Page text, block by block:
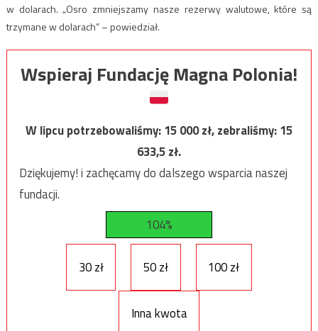
w dolarach. „Osro zmniejszamy nasze rezerwy walutowe, które są
trzymane w dolarach” – powiedział.
Wspieraj Fundację Magna Polonia!
W lipcu potrzebowaliśmy:15 000zł, zebraliśmy:15
633,5zł.
Dziękujemy! i zachęcamy do dalszego wsparcia naszej
fundacji.
104%
30 zł 50 zł 100 zł
Inna kwota